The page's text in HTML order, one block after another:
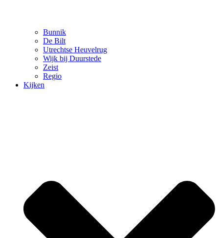
Bunnik
De Bilt
Utrechtse Heuvelrug
Wijk bij Duurstede
Zeist
Regio
Kijken